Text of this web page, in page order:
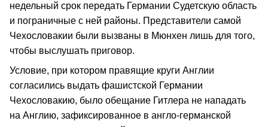
недельный срок передать Германии Судетскую область
и пограничные с ней районы. Представители самой
Чехословакии были вызваны в Мюнхен лишь для того,
чтобы выслушать приговор.
Условие, при котором правящие круги Англии
согласились выдать фашистской Германии
Чехословакию, было обещание Гитлера не нападать
на Англию, зафиксированное в англо-германской